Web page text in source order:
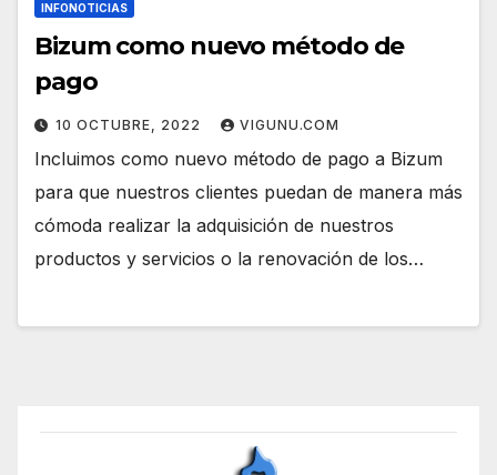
INFONOTICIAS
Bizum como nuevo método de
pago
10 OCTUBRE, 2022 VIGUNU.COM
Incluimos como nuevo método de pago a Bizum
para que nuestros clientes puedan de manera más
cómoda realizar la adquisición de nuestros
productos y servicios o la renovación de los…